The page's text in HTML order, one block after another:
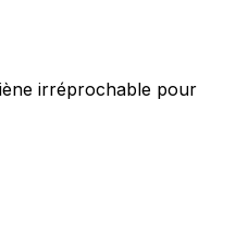
irréprochable pour